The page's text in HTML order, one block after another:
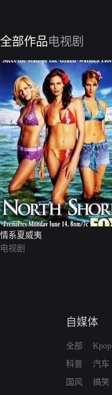
全部作品电视剧
情系夏威夷
电视剧
自媒体
全部
科普
国风
Kpop
汽车
搞笑